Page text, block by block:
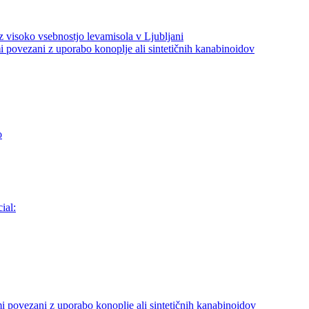
visoko vsebnostjo levamisola v Ljubljani
povezani z uporabo konoplje ali sintetičnih kanabinoidov
povezani z uporabo konoplje ali sintetičnih kanabinoidov